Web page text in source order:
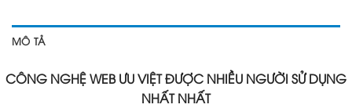
MÔ TẢ
CÔNG NGHỆ WEB ƯU VIỆT ĐƯỢC NHIỀU NGƯỜI SỬ DỤNG
NHẤT NHẤT